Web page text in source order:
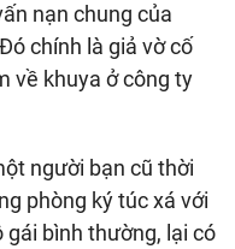
nạn chung của
chính là giả vờ cố
về khuya ở công ty
người bạn cũ thời
phòng ký túc xá với
gái bình thường, lại có